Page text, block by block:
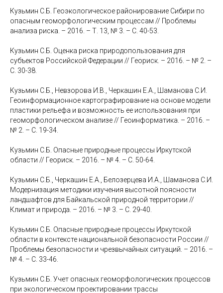
Кузьмин С.Б. Геоэкологическое районирование Сибири по
опасным геоморфологическим процессам // Проблемы
анализа риска. – 2016. – Т. 13, № 3. – С. 40-53.
Кузьмин С.Б. Оценка риска природопользования для
субъектов Российской Федерации // Геориск. – 2016. – № 2. –
С. 30-38.
Кузьмин С.Б., Невзорова И.В., Черкашин Е.А., Шаманова С.И.
Геоинформационное картографирование на основе модели
пластики рельефа и возможность ее использования при
геоморфологическом анализе // Геоинформатика. – 2016. –
№ 2. – С. 19-34.
Кузьмин С.Б. Опасные природные процессы Иркутской
области // Геориск. – 2016. – № 4. – С. 50-64.
Кузьмин С.Б., Черкашин Е.А., Белозерцева И.А., Шаманова С.И.
Модернизация методики изучения высотной поясности
ландшафтов для Байкальской природной территории //
Климат и природа. – 2016. – № 3. – С. 29-40.
Кузьмин С.Б. Опасные природные процессы Иркутской
области в контексте национальной безопасности России //
Проблемы безопасности и чрезвычайных ситуаций. – 2016. –
№ 4. – С. 33-46.
Кузьмин С.Б. Учет опасных геоморфологических процессов
при экологическом проектировании трассы